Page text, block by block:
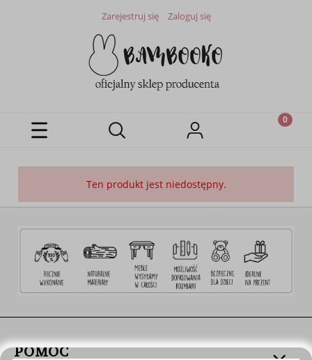
Zarejestruj się Zaloguj się
Ten produkt jest niedostępny.
POMOC